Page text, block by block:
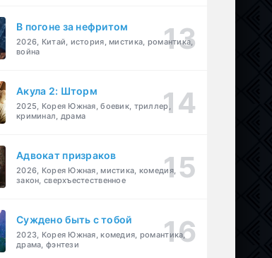
В погоне за нефритом
2026, Китай, история, мистика, романтика,
война
Акула 2: Шторм
2025, Корея Южная, боевик, триллер,
криминал, драма
Адвокат призраков
2026, Корея Южная, мистика, комедия,
закон, сверхъестественное
Суждено быть с тобой
2023, Корея Южная, комедия, романтика,
драма, фэнтези